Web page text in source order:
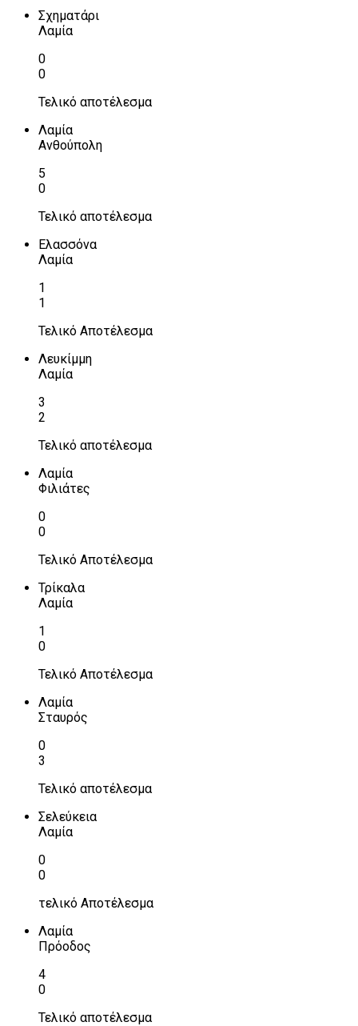
Σχηματάρι
Λαμία
0
0
Τελικό αποτέλεσμα
Λαμία
Ανθούπολη
5
0
Τελικό αποτέλεσμα
Ελασσόνα
Λαμία
1
1
Τελικό Αποτέλεσμα
Λευκίμμη
Λαμία
3
2
Τελικό αποτέλεσμα
Λαμία
Φιλιάτες
0
0
Τελικό Αποτέλεσμα
Τρίκαλα
Λαμία
1
0
Τελικό Αποτέλεσμα
Λαμία
Σταυρός
0
3
Τελικό αποτέλεσμα
Σελεύκεια
Λαμία
0
0
τελικό Αποτέλεσμα
Λαμία
Πρόοδος
4
0
Τελικό αποτέλεσμα